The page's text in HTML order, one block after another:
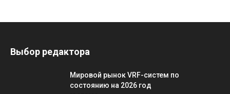
Выбор редактора
Мировой рынок VRF-систем по
состоянию на 2026 год